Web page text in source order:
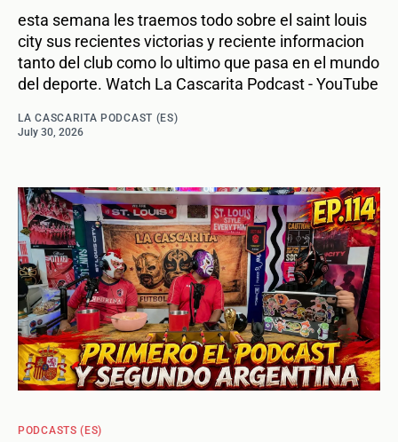
esta semana les traemos todo sobre el saint louis
city sus recientes victorias y reciente informacion
tanto del club como lo ultimo que pasa en el mundo
del deporte. Watch La Cascarita Podcast - YouTube
LA CASCARITA PODCAST (ES)
July 30, 2026
PODCASTS (ES)